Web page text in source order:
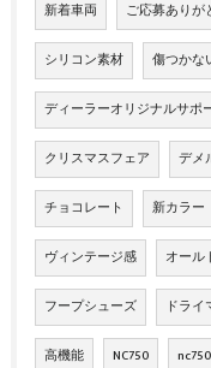
新着車両 ご応募ありが
シリコン素材 傷つかな
ディーラーオリジナルサポ
クリスマスフェア デメ
チョコレート 新カラー
ヴィンテージ感 オール
フープシューズ ドラ
高機能 NC750